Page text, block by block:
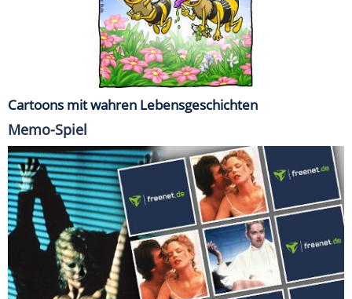
Cartoons mit wahren Lebensgeschichten
Memo-Spiel